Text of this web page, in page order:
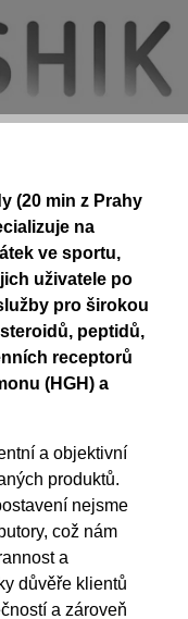
(20 min z Prahy
na
ve sportu,
uživatele po
pro širokou
peptidů,
receptorů
(HGH) a
a objektivní
produktů.
nejsme
což nám
a
důvěře klientů
a zároveň